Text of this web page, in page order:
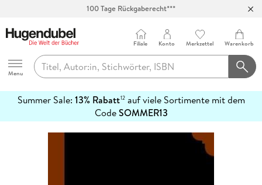
100 Tage Rückgaberecht***
Hugendubel
Menu
Filiale Konto Merkzettel Warenkorb
Summer Sale: 13% Rabatt12auf viele Sortimente mit dem
CodeSOMMER13
erfahren